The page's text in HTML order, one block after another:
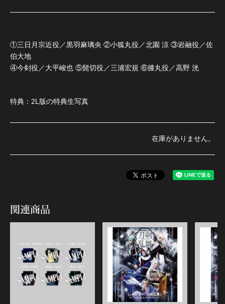
①三日月宗近役／黒羽麻璃央 ②小狐丸役／北園 涼 ③岩融役／佐
伯大地
④今剣役／大平峻也 ⑤髭切役／三浦宏規 ⑥膝丸役／高野 洸
特典：2L版の特典生写真
在庫がありません。
関連商品